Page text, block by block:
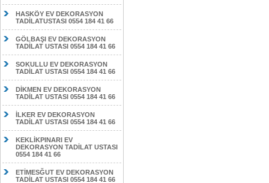
HASKÖY EV DEKORASYON
TADİLATUSTASI 0554 184 41 66
GÖLBAŞI EV DEKORASYON
TADİLAT USTASI 0554 184 41 66
SOKULLU EV DEKORASYON
TADİLAT USTASI 0554 184 41 66
DİKMEN EV DEKORASYON
TADİLAT USTASI 0554 184 41 66
İLKER EV DEKORASYON
TADİLAT USTASI 0554 184 41 66
KEKLİKPINARI EV
DEKORASYON TADİLAT USTASI
0554 184 41 66
ETİMESĞUT EV DEKORASYON
TADİLAT USTASI 0554 184 41 66